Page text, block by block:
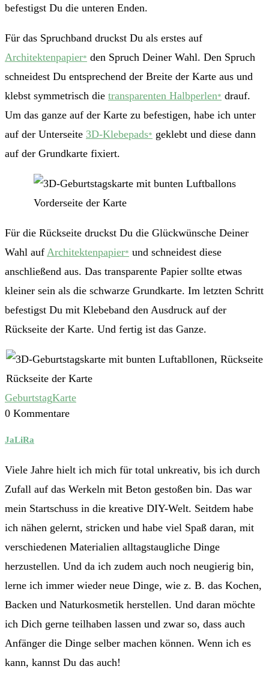
befestigst Du die unteren Enden.
Für das Spruchband druckst Du als erstes auf
Architektenpapier* den Spruch Deiner Wahl. Den Spruch
schneidest Du entsprechend der Breite der Karte aus und
klebst symmetrisch die transparenten Halbperlen* drauf.
Um das ganze auf der Karte zu befestigen, habe ich unter
auf der Unterseite 3D-Klebepads* geklebt und diese dann
auf der Grundkarte fixiert.
Vorderseite der Karte
Für die Rückseite druckst Du die Glückwünsche Deiner
Wahl auf Architektenpapier* und schneidest diese
anschließend aus. Das transparente Papier sollte etwas
kleiner sein als die schwarze Grundkarte. Im letzten Schritt
befestigst Du mit Klebeband den Ausdruck auf der
Rückseite der Karte. Und fertig ist das Ganze.
Rückseite der Karte
GeburtstagKarte
0 Kommentare
JaLiRa
Viele Jahre hielt ich mich für total unkreativ, bis ich durch
Zufall auf das Werkeln mit Beton gestoßen bin. Das war
mein Startschuss in die kreative DIY-Welt. Seitdem habe
ich nähen gelernt, stricken und habe viel Spaß daran, mit
verschiedenen Materialien alltagstaugliche Dinge
herzustellen. Und da ich zudem auch noch neugierig bin,
lerne ich immer wieder neue Dinge, wie z. B. das Kochen,
Backen und Naturkosmetik herstellen. Und daran möchte
ich Dich gerne teilhaben lassen und zwar so, dass auch
Anfänger die Dinge selber machen können. Wenn ich es
kann, kannst Du das auch!